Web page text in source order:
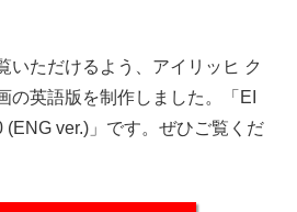
いただけるよう、アイリッヒ ク
の英語版を制作しました。「EI
ver.)」です。ぜひご覧くだ